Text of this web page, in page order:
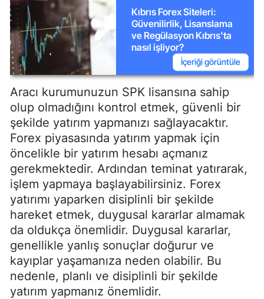
Kıbrıs Forex Siteleri:
Güvenilirlik, Lisanslama
ve Regülasyon Kıbrıs'ta
nasıl işliyor?
İçeriği görüntüle
Aracı kurumunuzun SPK lisansına sahip
olup olmadığını kontrol etmek, güvenli bir
şekilde yatırım yapmanızı sağlayacaktır.
Forex piyasasında yatırım yapmak için
öncelikle bir yatırım hesabı açmanız
gerekmektedir. Ardından teminat yatırarak,
işlem yapmaya başlayabilirsiniz. Forex
yatırımı yaparken disiplinli bir şekilde
hareket etmek, duygusal kararlar almamak
da oldukça önemlidir. Duygusal kararlar,
genellikle yanlış sonuçlar doğurur ve
kayıplar yaşamanıza neden olabilir. Bu
nedenle, planlı ve disiplinli bir şekilde
yatırım yapmanız önemlidir.